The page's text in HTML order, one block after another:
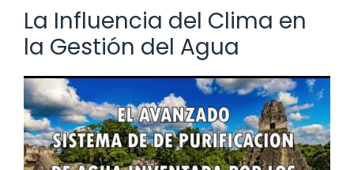
La Influencia del Clima en
la Gestión del Agua